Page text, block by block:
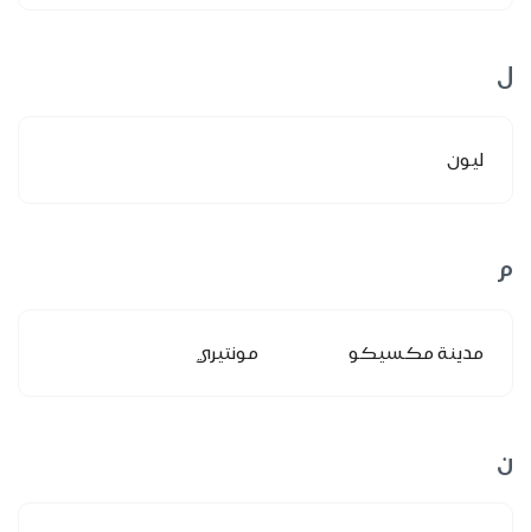
ل
ليون
م
مدينة مكسيكو مونتيري
ن